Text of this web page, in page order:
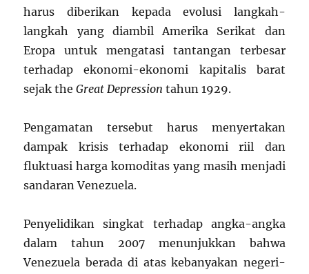
harus diberikan kepada evolusi langkah-
langkah yang diambil Amerika Serikat dan
Eropa untuk mengatasi tantangan terbesar
terhadap ekonomi-ekonomi kapitalis barat
sejak theGreat Depression tahun 1929.
Pengamatan tersebut harus menyertakan
dampak krisis terhadap ekonomi riil dan
fluktuasi harga komoditas yang masih menjadi
sandaran Venezuela.
Penyelidikan singkat terhadap angka-angka
dalam tahun 2007 menunjukkan bahwa
Venezuela berada di atas kebanyakan negeri-